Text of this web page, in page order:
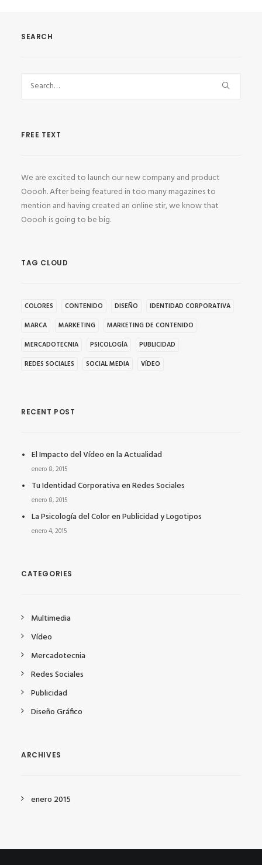
SEARCH
FREE TEXT
We are excited to launch our new company and product
Ooooh. After being featured in too many magazines to
mention and having created an online stir, we know that
Ooooh is going to be big.
TAG CLOUD
COLORES CONTENIDO DISEÑO
IDENTIDAD CORPORATIVA
MARCA
MARKETING
MARKETING DE CONTENIDO
MERCADOTECNIA
PSICOLOGÍA
PUBLICIDAD
REDES SOCIALES
SOCIAL MEDIA VÍDEO
RECENT POST
El Impacto del Vídeo en la Actualidad
enero 8, 2015
Tu Identidad Corporativa en Redes Sociales
enero 8, 2015
La Psicología del Color en Publicidad y Logotipos
enero 4, 2015
CATEGORIES
Multimedia
Vídeo
Mercadotecnia
Redes Sociales
Publicidad
Diseño Gráfico
ARCHIVES
enero 2015